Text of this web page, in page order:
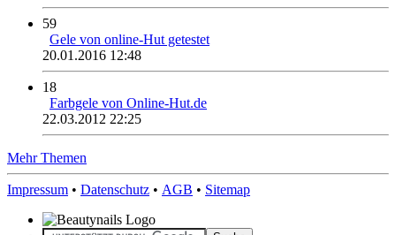
59
Gele von online-Hut getestet
20.01.2016 12:48
18
Farbgele von Online-Hut.de
22.03.2012 22:25
Mehr Themen
Impressum • Datenschutz • AGB • Sitemap